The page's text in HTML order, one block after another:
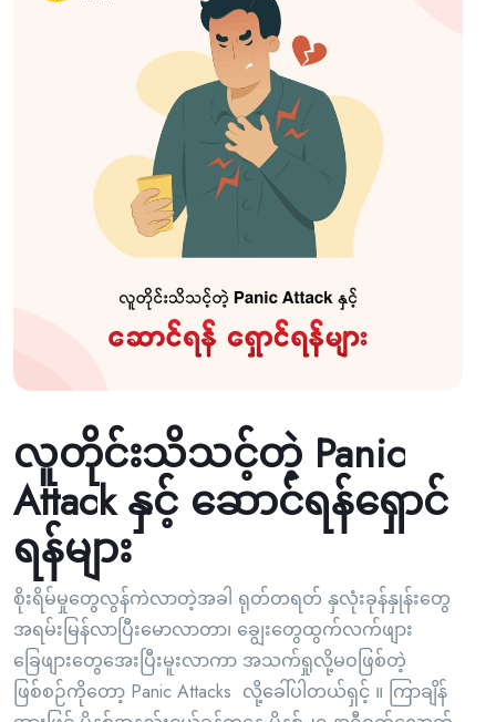
လူတိုင်းသိသင့်တဲ့ Panic
Attack နှင့် ဆောင်ရန်ရှောင်
ရန်များ
စိုးရိမ်မှုတွေလွန်ကဲလာတဲ့အခါ ရုတ်တရတ် နှလုံးခုန်နှုန်းတွေ
အရမ်းမြန်လာပြီးမောလာတာ၊ ချွေးတွေထွက်လက်ဖျား
ခြေဖျားတွေအေးပြီးမူးလာကာ အသက်ရှုလို့မဝဖြစ်တဲ့
ဖြစ်စဉ်ကိုတော့ Panic Attacks လို့ခေါ်ပါတယ်ရှင့် ။ ကြာချိန်